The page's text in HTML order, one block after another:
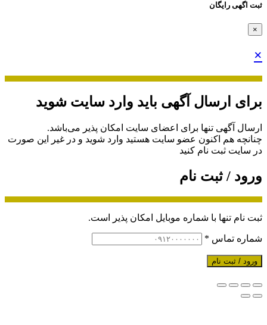
ثبت اگهی رایگان
×
×
برای ارسال آگهی باید وارد سایت شوید
ارسال آگهی تنها برای اعضای سایت امکان پذیر می‌باشد.
چنانچه هم‌ اکنون عضو سایت هستید وارد شوید و در غیر این صورت
در سایت ثبت نام کنید
ورود / ثبت نام
ثبت نام تنها با شماره موبایل امکان پذیر است.
شماره تماس *
ورود / ثبت نام